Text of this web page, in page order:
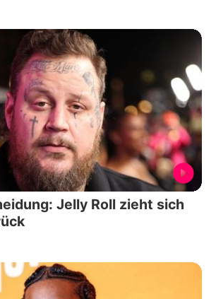
Jelly Roll zieht sich